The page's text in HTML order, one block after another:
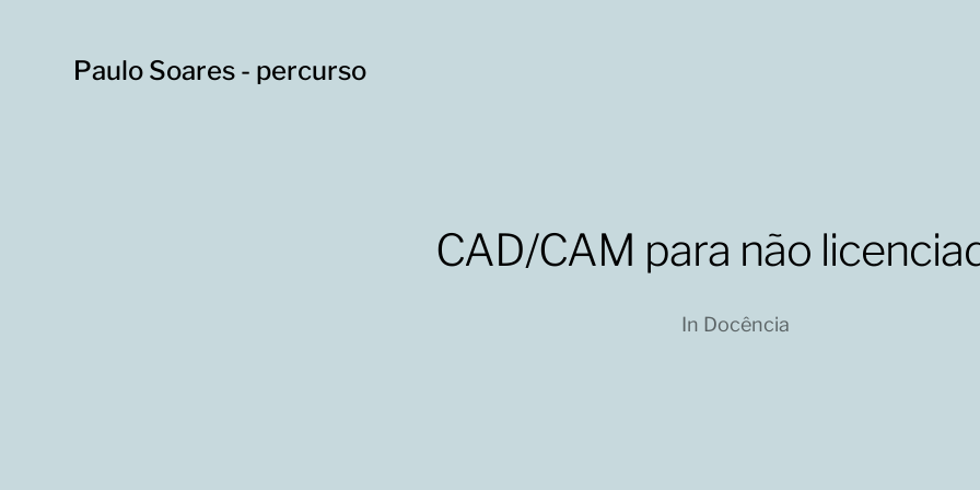
Paulo Soares - percurso
CAD/CAM para não
In Docência